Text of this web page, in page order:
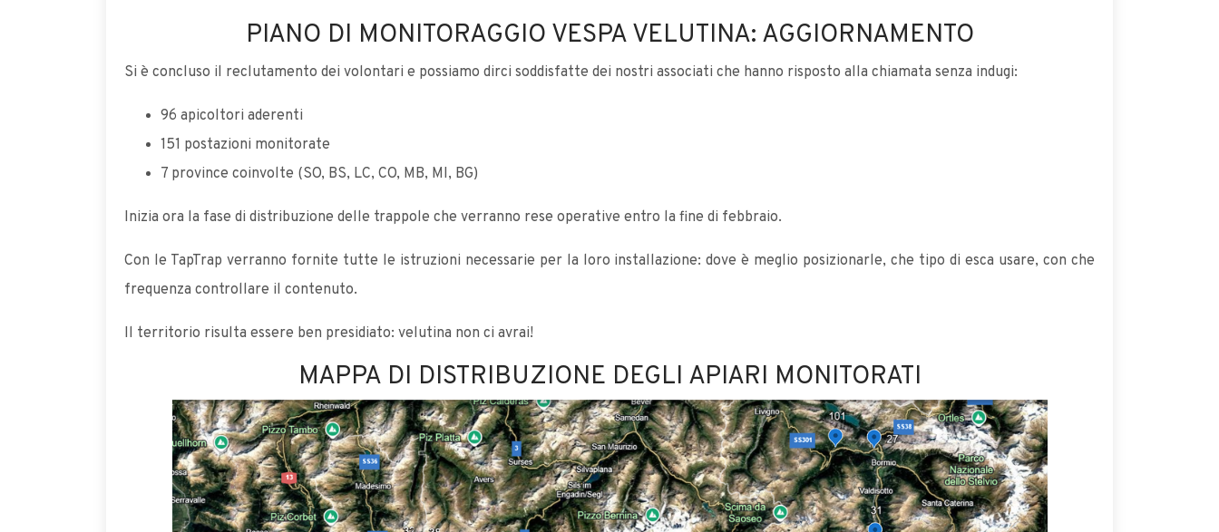
PIANO DI MONITORAGGIO VESPA VELUTINA: AGGIORNAMENTO
Si è concluso il reclutamento dei volontari e possiamo dirci soddisfatte dei nostri associati che hanno risposto alla chiamata senza indugi:
96 apicoltori aderenti
151 postazioni monitorate
7 province coinvolte (SO, BS, LC, CO, MB, MI, BG)
Inizia ora la fase di distribuzione delle trappole che verranno rese operative entro la fine di febbraio.
Con le TapTrap verranno fornite tutte le istruzioni necessarie per la loro installazione: dove è meglio posizionarle, che tipo di esca usare, con che
frequenza controllare il contenuto.
Il territorio risulta essere ben presidiato: velutina non ci avrai!
MAPPA DI DISTRIBUZIONE DEGLI APIARI MONITORATI